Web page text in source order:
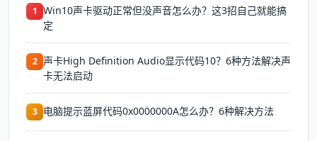
1 Win10声卡驱动正常但没声音怎么办？这3招自己就能搞
定
2 声卡High Definition Audio显示代码10？6种方法解决声
卡无法启动
3 电脑提示蓝屏代码0x0000000A怎么办？6种解决方法